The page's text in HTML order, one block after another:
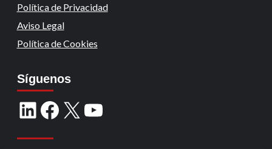
Política de Privacidad
Aviso Legal
Política de Cookies
Síguenos